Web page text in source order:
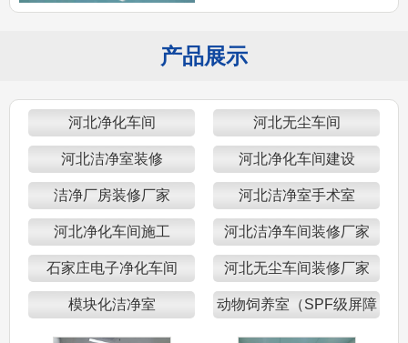
产品展示
河北净化车间 河北无尘车间
河北洁净室装修 河北净化车间建设
洁净厂房装修厂家 河北洁净室手术室
河北净化车间施工 河北洁净车间装修厂家
石家庄电子净化车间 河北无尘车间装修厂家
模块化洁净室
动物饲养室（SPF级屏障